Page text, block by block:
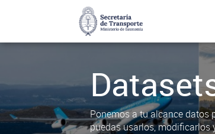
Ponemos a tu alcance datos
puedas usarlos, modificarlos